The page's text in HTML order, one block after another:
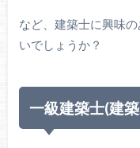
など、建築士に興味
いでしょうか？
一級建築士(建